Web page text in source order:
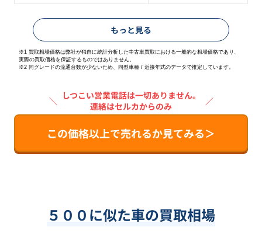
もっと見る
※1 買取相場価格は弊社が独自に統計分析した中古車買取における一般的な相場価格であり、
実際の買取価格を保証するものではありません。
※2 同グレードの流通台数が少ないため、同型車種 / 近接年式のデータで推定しています。
＼ しつこい営業電話は一切ありません。
連絡はセルカからのみ
／
この価格以上で売れるか見てみる＞
５００に似た車の買取相場